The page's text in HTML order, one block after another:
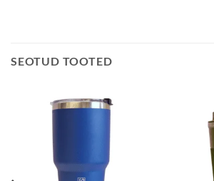
SEOTUD TOOTED